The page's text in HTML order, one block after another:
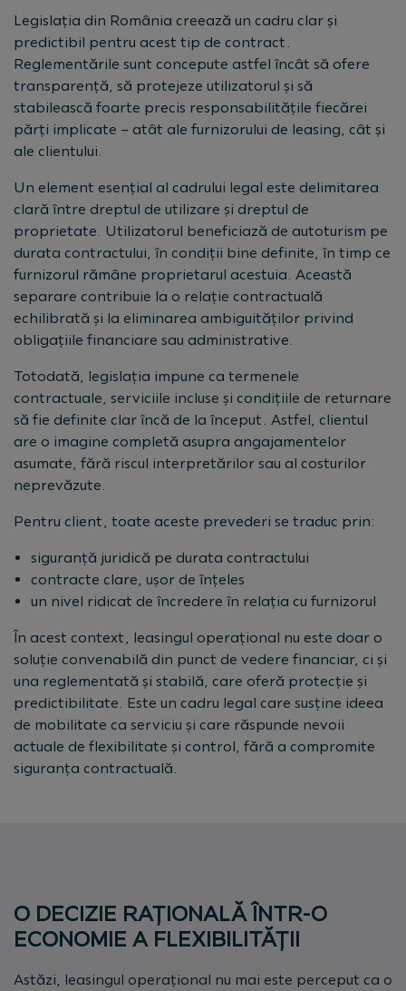
Legislația din România creează un cadru clar și
predictibil pentru acest tip de contract.
Reglementările sunt concepute astfel încât să ofere
transparență, să protejeze utilizatorul și să
stabilească foarte precis responsabilitățile fiecărei
părți implicate – atât ale furnizorului de leasing, cât și
ale clientului.
Un element esențial al cadrului legal este delimitarea
clară între dreptul de utilizare și dreptul de
proprietate. Utilizatorul beneficiază de autoturism pe
durata contractului, în condiții bine definite, în timp ce
furnizorul rămâne proprietarul acestuia. Această
separare contribuie la o relație contractuală
echilibrată și la eliminarea ambiguităților privind
obligațiile financiare sau administrative.
Totodată, legislația impune ca termenele
contractuale, serviciile incluse și condițiile de returnare
să fie definite clar încă de la început. Astfel, clientul
are o imagine completă asupra angajamentelor
asumate, fără riscul interpretărilor sau al costurilor
neprevăzute.
Pentru client, toate aceste prevederi se traduc prin:
siguranță juridică pe durata contractului
contracte clare, ușor de înțeles
un nivel ridicat de încredere în relația cu furnizorul
În acest context, leasingul operațional nu este doar o
soluție convenabilă din punct de vedere financiar, ci și
una reglementată și stabilă, care oferă protecție și
predictibilitate. Este un cadru legal care susține ideea
de mobilitate ca serviciu și care răspunde nevoii
actuale de flexibilitate și control, fără a compromite
siguranța contractuală.
O DECIZIE RAȚIONALĂ ÎNTR-O
ECONOMIE A FLEXIBILITĂȚII
Astăzi, leasingul operațional nu mai este perceput ca o